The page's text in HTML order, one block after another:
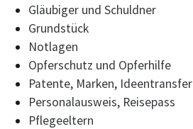
Gläubiger und Schuldner
Grundstück
Notlagen
Opferschutz und Opferhilfe
Patente, Marken, Ideentransfer
Personalausweis, Reisepass
Pflegeeltern